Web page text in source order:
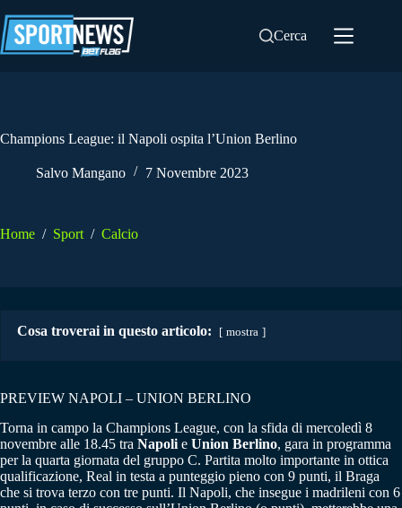
al
contenuto
Cerca
Champions League: il Napoli ospita l’Union Berlino
Salvo Mangano 7 Novembre 2023
Home / Sport / Calcio
Cosa troverai in questo articolo: mostra
PREVIEW NAPOLI – UNION BERLINO
Torna in campo la Champions League, con la sfida di mercoledì 8
novembre alle 18.45 tra Napoli e Union Berlino, gara in programma
per la quarta giornata del gruppo C. Partita molto importante in ottica
qualificazione, Real in testa a punteggio pieno con 9 punti, il Braga
che si trova terzo con tre punti. Il Napoli, che insegue i madrileni con 6